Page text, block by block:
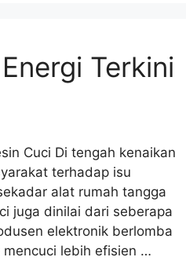
Terkini
Cuci Di tengah kenaikan
terhadap isu
alat rumah tangga
juga dinilai dari seberapa
elektronik berlomba
mencuci lebih efisien …